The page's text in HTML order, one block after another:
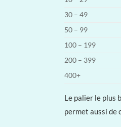
30 – 49
50 – 99
100 – 199
200 – 399
400+
Le palier le plus
permet aussi de